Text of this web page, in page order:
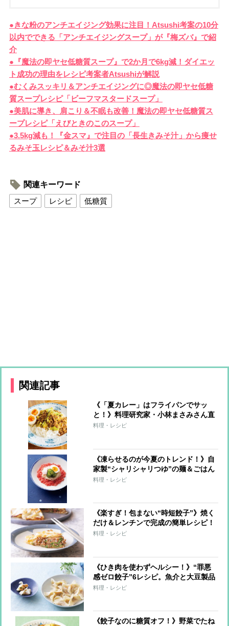
●きな粉のアンチエイジング効果に注目！Atsushi考案の10分
以内でできる「アンチエイジングスープ」が『梅ズバ』で紹
介
●『魔法の即ヤセ低糖質スープ』で2か月で6kg減！ダイエッ
ト成功の理由をレシピ考案者Atsushiが解説
●むくみスッキリ＆アンチエイジングに◎魔法の即ヤセ低糖
質スープレシピ「ビーフマスタードスープ」
●美肌に導き、肩こり＆不眠も改善！魔法の即ヤセ低糖質ス
ープレシピ「えびときのこのスープ」
●3.5kg減も！『金スマ』で注目の「長生きみそ汁」から痩せ
るみそ玉レシピ＆みそ汁3選
関連キーワード
スープ
レシピ 低糖質
関連記事
《「夏カレー」はフライパンでサッ
と！》料理研究家・小林まさみさん直
伝レシピ
料理・レシピ
《凍らせるのが今夏のトレンド！》自
家製“シャリシャリつゆ”の麺＆ごはん
7レシピ
料理・レシピ
《楽すぎ！包まない“時短餃子”》焼く
だけ＆レンチンで完成の簡単レシピ！
料理・レシピ
《ひき肉を使わずヘルシー！》“罪悪
感ゼロ餃子”6レシピ。魚介と大豆製品
で大満足！
料理・レシピ
《餃子なのに糖質オフ！》野菜でたね